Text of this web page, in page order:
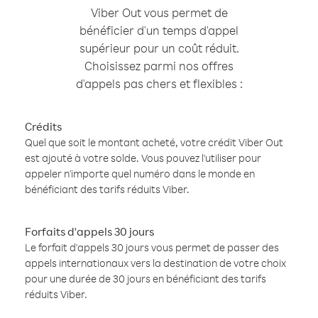
Viber Out vous permet de
bénéficier d'un temps d'appel
supérieur pour un coût réduit.
Choisissez parmi nos offres
d'appels pas chers et flexibles :
Crédits
Quel que soit le montant acheté, votre crédit Viber Out
est ajouté à votre solde. Vous pouvez l'utiliser pour
appeler n'importe quel numéro dans le monde en
bénéficiant des tarifs réduits Viber.
Forfaits d'appels 30 jours
Le forfait d'appels 30 jours vous permet de passer des
appels internationaux vers la destination de votre choix
pour une durée de 30 jours en bénéficiant des tarifs
réduits Viber.